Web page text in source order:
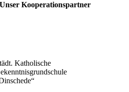
Unser Kooperationspartner
Katholische